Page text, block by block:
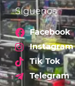
Síguenos
Facebook
Instagram
Tik Tok
Telegram